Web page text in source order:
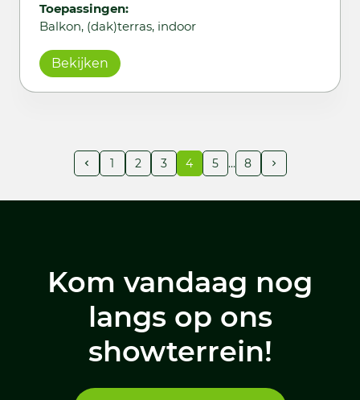
Toepassingen:
Balkon, (dak)terras, indoor
Bekijken
1 2 3 4 5 8
Kom vandaag nog
langs op ons
showterrein!